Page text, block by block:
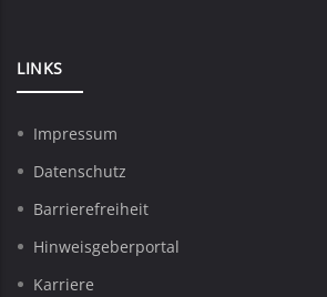
LINKS
Impressum
Datenschutz
Barrierefreiheit
Hinweisgeberportal
Karriere